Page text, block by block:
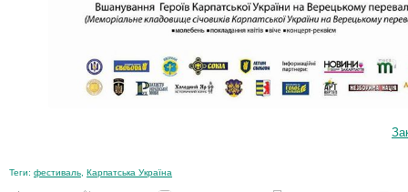
Теги: фестиваль Карпатська Україна